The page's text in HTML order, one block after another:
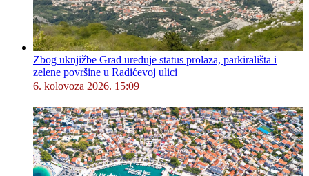
Zbog uknjižbe Grad uređuje status prolaza, parkirališta i
zelene površine u Radićevoj ulici
6. kolovoza 2026. 15:09